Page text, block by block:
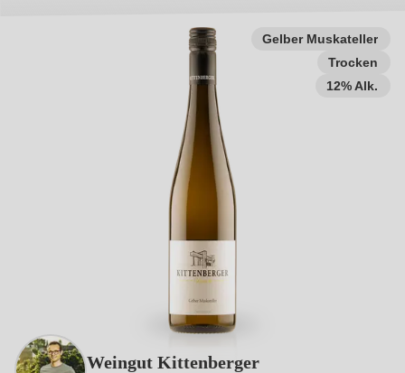
Gelber Muskateller
Trocken
12% Alk.
Weingut Kittenberger